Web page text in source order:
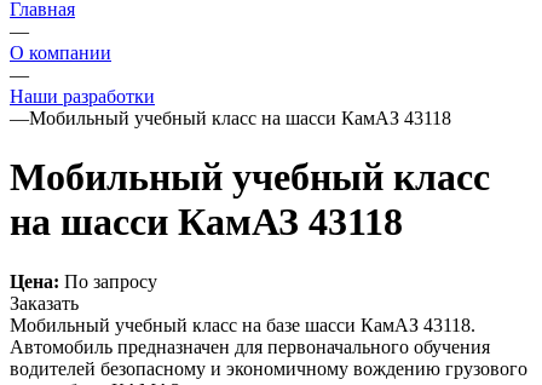
Главная
—
О компании
—
Наши разработки
—Мобильный учебный класс на шасси КамАЗ 43118
Мобильный учебный класс
на шасси КамАЗ 43118
Цена: По запросу
Заказать
Мобильный учебный класс на базе шасси КамАЗ 43118.
Автомобиль предназначен для первоначального обучения
водителей безопасному и экономичному вождению грузового